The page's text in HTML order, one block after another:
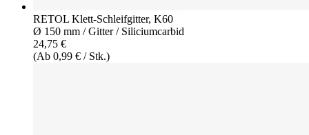
RETOL Klett-Schleifgitter, K60
Ø 150 mm / Gitter / Siliciumcarbid
24,75 €
(Ab 0,99 € / Stk.)